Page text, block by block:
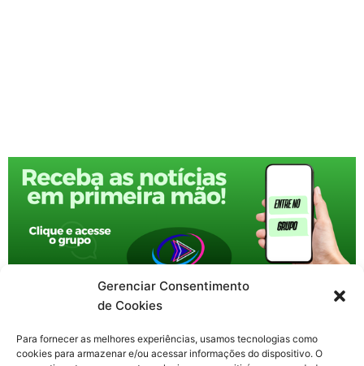
Gerenciar Consentimento
de Cookies
Para fornecer as melhores experiências, usamos tecnologias como
cookies para armazenar e/ou acessar informações do dispositivo. O